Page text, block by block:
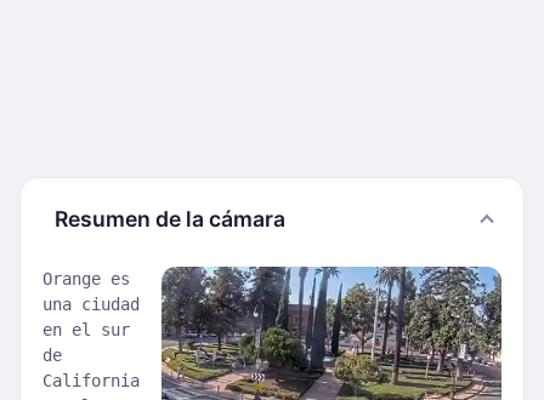
Resumen de la cámara
Orange es
una ciudad
en el sur
de
California